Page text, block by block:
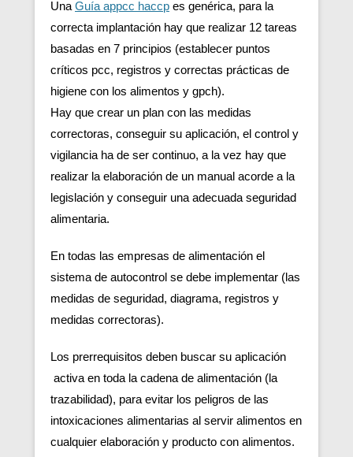
Una Guía appcc haccp es genérica, para la
correcta implantación hay que realizar 12 tareas
basadas en 7 principios (establecer puntos
críticos pcc, registros y correctas prácticas de
higiene con los alimentos y gpch).
Hay que crear un plan con las medidas
correctoras, conseguir su aplicación, el control y
vigilancia ha de ser continuo, a la vez hay que
realizar la elaboración de un manual acorde a la
legislación y conseguir una adecuada seguridad
alimentaria.
En todas las empresas de alimentación el
sistema de autocontrol se debe implementar (las
medidas de seguridad, diagrama, registros y
medidas correctoras).
Los prerrequisitos deben buscar su aplicación
activa en toda la cadena de alimentación (la
trazabilidad), para evitar los peligros de las
intoxicaciones alimentarias al servir alimentos en
cualquier elaboración y producto con alimentos.